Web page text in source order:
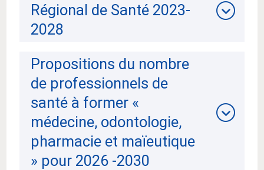
Régional de Santé 2023-
2028
Propositions du nombre
de professionnels de
santé à former «
médecine, odontologie,
pharmacie et maïeutique
» pour 2026 -2030